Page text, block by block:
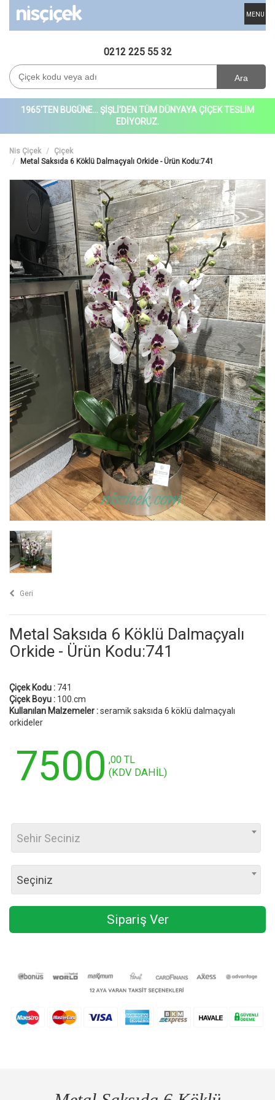
MENU
0212 225 55 32
Ara
1965'TEN BUGÜNE... ŞİŞLİ'DEN TÜM DÜNYAYA ÇİÇEK TESLİM
EDİYORUZ.
Nis Çiçek
Çiçek
Metal Saksıda 6 Köklü Dalmaçyalı Orkide - Ürün Kodu:741
Geri
Metal Saksıda 6 Köklü Dalmaçyalı
Orkide - Ürün Kodu:741
Çiçek Kodu : 741
Çiçek Boyu : 100.cm
Kullanılan Malzemeler :seramik saksıda 6 köklü dalmaçyalı
orkideler
7500 ,00 TL
(KDV DAHİL)
Sehir Seciniz
Seçiniz
Sipariş Ver